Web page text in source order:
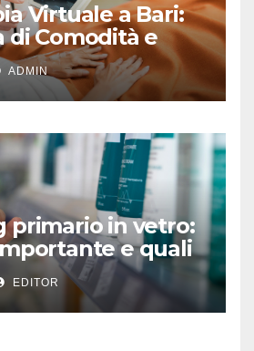
Virtuale a Bari:
di Comodità e
per la Tua Salute
ADMIN
primario in vetro:
e quali
EDITOR